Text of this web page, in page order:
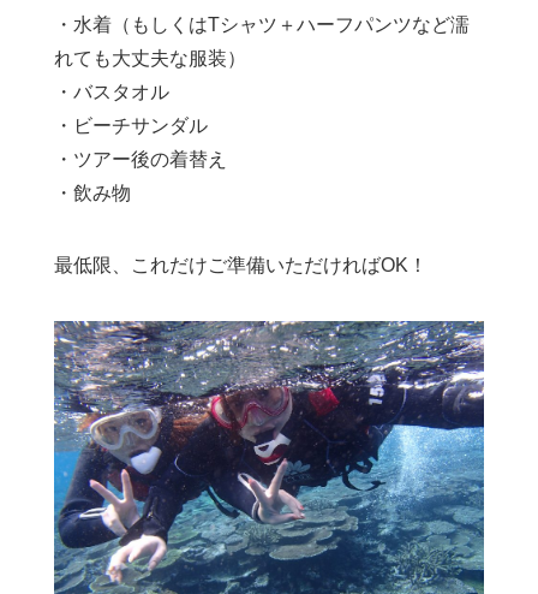
・水着（もしくはTシャツ＋ハーフパンツなど濡
れても大丈夫な服装）
・バスタオル
・ビーチサンダル
・ツアー後の着替え
・飲み物
最低限、これだけご準備いただければOK！